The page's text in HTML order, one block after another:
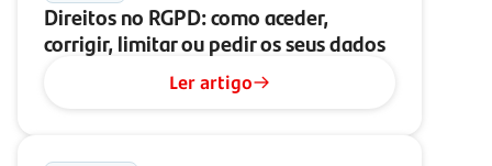
Direitos no RGPD: como aceder,
corrigir, limitar ou pedir os seus dados
Ler artigo